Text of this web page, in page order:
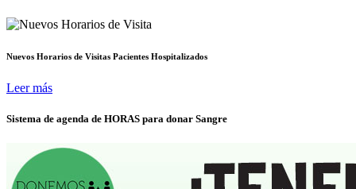
Nuevos Horarios de Visitas Pacientes Hospitalizados
Leer más
Sistema de agenda de HORAS para donar Sangre